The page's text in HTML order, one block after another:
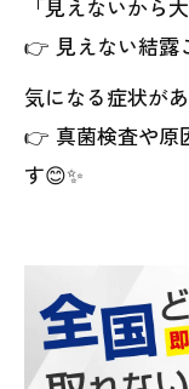
「見えないから
👉 見えない結露
気になる症状があ
👉 真菌検査や原
す😊✨